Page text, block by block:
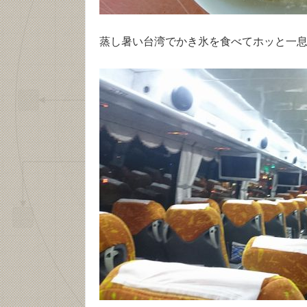
蒸し暑い台湾でかき氷を食べてホッと一